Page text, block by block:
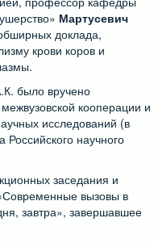
Мартусевич
доклада,
крови коров и
было вручено
кооперации и
исследований (в
Российского научного
заседания и
вызовы в
завтра», завершавшее